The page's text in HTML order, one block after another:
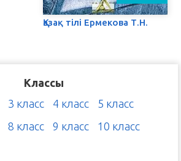
Қазақ тілі Ермекова Т.Н.
Классы
3 класс 4 класс
5 класс
8 класс 9 класс
10 класс